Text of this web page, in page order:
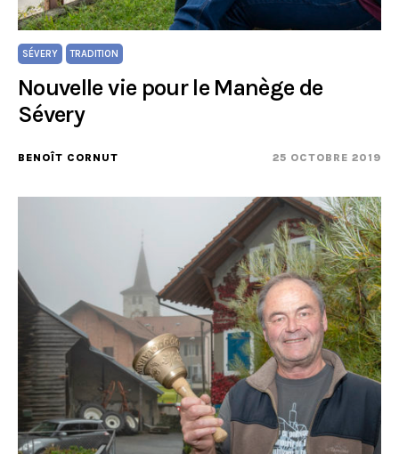
SÉVERY TRADITION
Nouvelle vie pour le Manège de
Sévery
BENOÎT CORNUT 25 OCTOBRE 2019